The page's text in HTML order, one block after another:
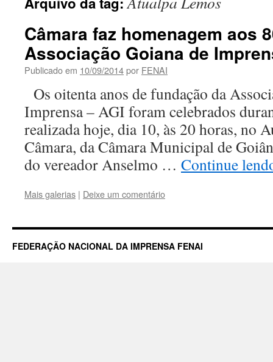
Câmara faz homenagem aos
Associação Goiana de
Publicado em 10/09/2014por FENAI
Os oitenta anos de fundação da
Imprensa – AGI foram celebrados
realizada hoje, dia 10, às 20 horas, no
Câmara, da Câmara Municipal de
do vereador Anselmo … Continue
Mais galerias | Deixe um comentário
FEDERAÇÃO NACIONAL DA IMPRENSA FENAI